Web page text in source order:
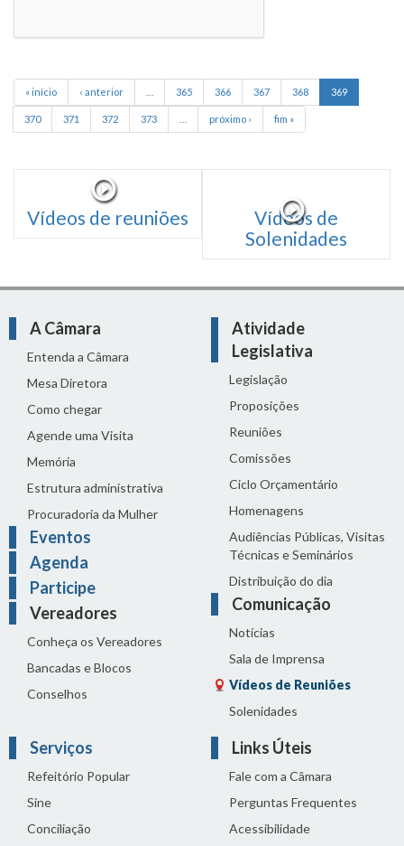
« início ‹ anterior 365 366 367 368 369
370 371 372 373 próximo › fim »
Vídeos de reuniões
Vídeos de
Solenidades
A Câmara
Entenda a Câmara
Mesa Diretora
Como chegar
Agende uma Visita
Memória
Estrutura administrativa
Procuradoria da Mulher
Eventos
Agenda
Participe
Vereadores
Conheça os Vereadores
Bancadas e Blocos
Conselhos
Atividade
Legislativa
Legislação
Proposições
Reuniões
Comissões
Ciclo Orçamentário
Homenagens
Audiências Públicas, Visitas
Técnicas e Seminários
Distribuição do dia
Comunicação
Notícias
Sala de Imprensa
Vídeos de Reuniões
Solenidades
Serviços
Refeitório Popular
Sine
Conciliação
Links Úteis
Fale com a Câmara
Perguntas Frequentes
Acessibilidade